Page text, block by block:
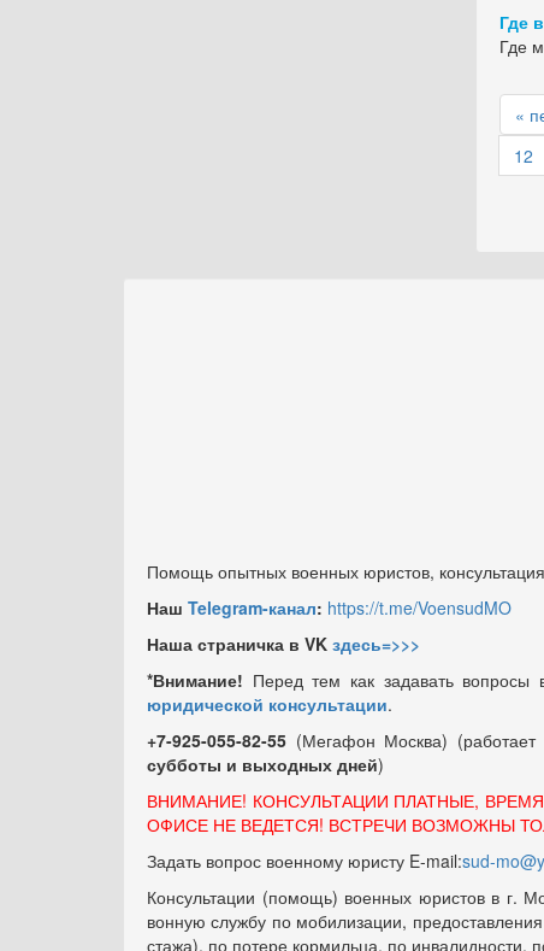
Где
Где
«
12
Помощь опытных военных юристов,
Наш Telegram-канал: https://t.me/VoensudMO
Наша страничка в VK здесь=>>>
*Внимание! Перед тем как задавать
юридической консультации.
+7-925-055-82-55 (Мегафон Москва)
субботы и выходных дней)
ВНИМАНИЕ! КОНСУЛЬТАЦИИ ПЛАТНЫЕ,
ОФИСЕ НЕ ВЕДЕТСЯ! ВСТРЕЧИ ВОЗМОЖНЫ
Задать вопрос военному юристу E-mail:sud-
Консультации (помощь) военных юристов в г.
вонную службу по мобилизации,
стажа), по потере кормильца, по инвалидности,